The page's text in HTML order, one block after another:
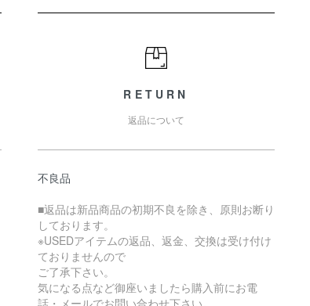
RETURN
返品について
不良品
■返品は新品商品の初期不良を除き、原則お断り
しております。
※USEDアイテムの返品、返金、交換は受け付け
ておりませんので
ご了承下さい。
気になる点など御座いましたら購入前にお電